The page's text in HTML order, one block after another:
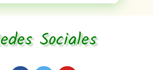
Sociales